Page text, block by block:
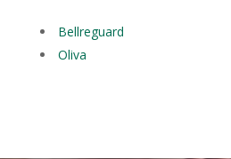
Bellreguard
Oliva